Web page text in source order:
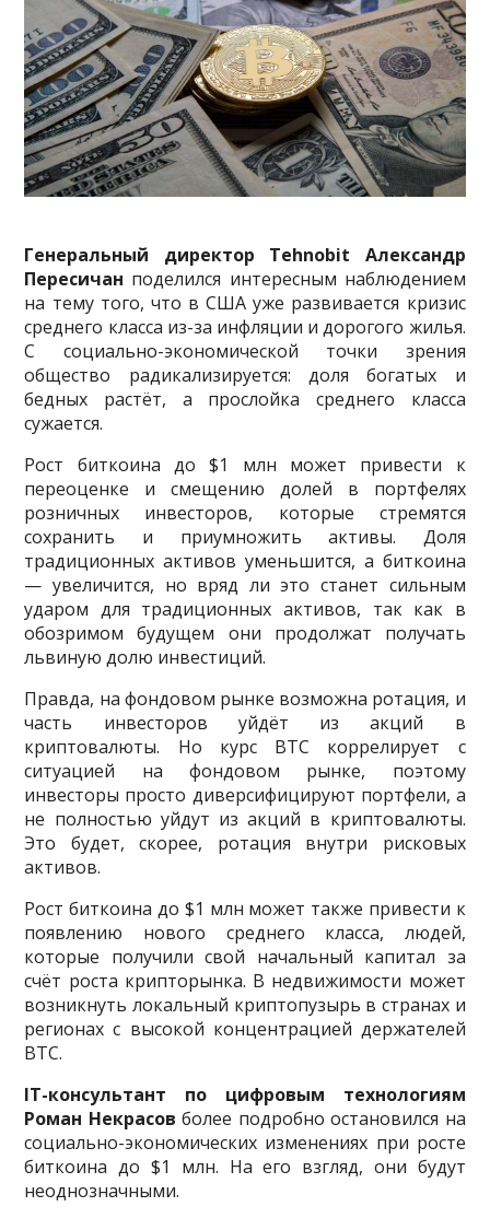
Генеральный директор Tehnobit Александр
Пересичан поделился интересным наблюдением
на тему того, что в США уже развивается кризис
среднего класса из-за инфляции и дорогого жилья.
С социально-экономической точки зрения
общество радикализируется: доля богатых и
бедных растёт, а прослойка среднего класса
сужается.
Рост биткоина до $1 млн может привести к
переоценке и смещению долей в портфелях
розничных инвесторов, которые стремятся
сохранить и приумножить активы. Доля
традиционных активов уменьшится, а биткоина
— увеличится, но вряд ли это станет сильным
ударом для традиционных активов, так как в
обозримом будущем они продолжат получать
львиную долю инвестиций.
Правда, на фондовом рынке возможна ротация, и
часть инвесторов уйдёт из акций в
криптовалюты. Но курс BTC коррелирует с
ситуацией на фондовом рынке, поэтому
инвесторы просто диверсифицируют портфели, а
не полностью уйдут из акций в криптовалюты.
Это будет, скорее, ротация внутри рисковых
активов.
Рост биткоина до $1 млн может также привести к
появлению нового среднего класса, людей,
которые получили свой начальный капитал за
счёт роста крипторынка. В недвижимости может
возникнуть локальный криптопузырь в странах и
регионах с высокой концентрацией держателей
BTC.
IT-консультант по цифровым технологиям
Роман Некрасов более подробно остановился на
социально-экономических изменениях при росте
биткоина до $1 млн. На его взгляд, они будут
неоднозначными.